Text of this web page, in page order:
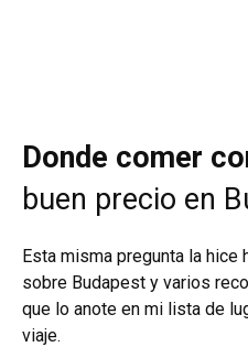
Donde comer
buen precio en
Esta misma pregunta la
sobre Budapest y varios
que lo anote en mi lista de
viaje.